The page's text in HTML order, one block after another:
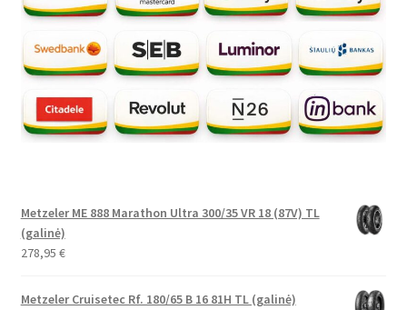
Metzeler ME 888 Marathon Ultra 300/35 VR 18 (87V) TL
(galinė)
278,95 €
Metzeler Cruisetec Rf. 180/65 B 16 81H TL (galinė)